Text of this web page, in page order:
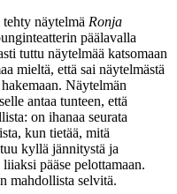
näytelmä Ronja
päälavalla
tuttu näytelmää katsomaan
mieltä, että sai näytelmästä
Näytelmän
antaa tunteen, että
on ihanaa seurata
kun tietää, mitä
kyllä jännitystä ja
pääse pelottamaan.
mahdollista selvitä.